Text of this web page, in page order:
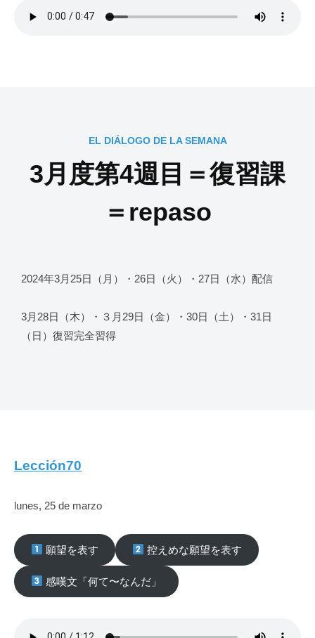
EL DIÁLOGO DE LA SEMANA
3月度第4週目＝復習課
＝repaso
2024年3月25日（月）・26日（火）・27日（水）配信
3月28日（木）・３月29日（金）・30日（土）・31日
（日）復習完全習得
Lección70
lunes, 25 de marzo
願望を表す 控えめな願望を表す
感嘆文「何て〜なんだ」